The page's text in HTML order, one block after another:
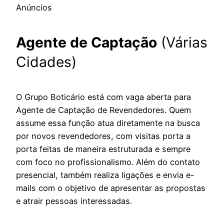
Anúncios
Agente de Captação (Várias
Cidades)
O Grupo Boticário está com vaga aberta para
Agente de Captação de Revendedores. Quem
assume essa função atua diretamente na busca
por novos revendedores, com visitas porta a
porta feitas de maneira estruturada e sempre
com foco no profissionalismo. Além do contato
presencial, também realiza ligações e envia e-
mails com o objetivo de apresentar as propostas
e atrair pessoas interessadas.